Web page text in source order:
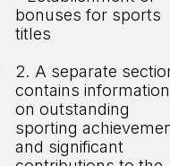
bonuses for sports
titles
2. A separate
contains information
on outstanding
sporting
and significant